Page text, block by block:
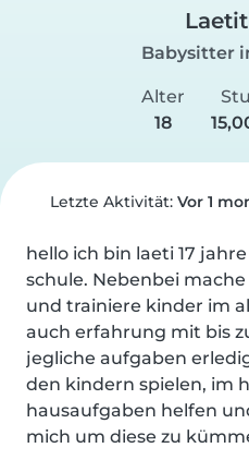
Babysitter
Alter
18
Letzte Aktivität: Vor 1
hello ich bin laeti 17
schule. Nebenbei
und trainiere kinder im
auch erfahrung mit bis
jegliche aufgaben
den kindern spielen, im
hausaufgaben helfen
mich um diese zu